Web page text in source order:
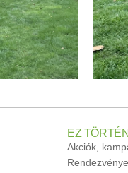
EZ
Akciók,